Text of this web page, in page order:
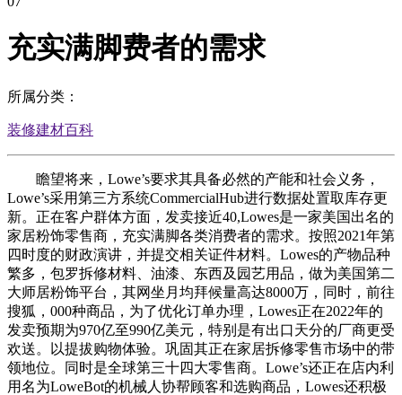
充实满脚费者的需求
所属分类：
装修建材百科
瞻望将来，Lowe’s要求其具备必然的产能和社会义务，
Lowe’s采用第三方系统CommercialHub进行数据处置取库存更
新。正在客户群体方面，发卖接近40,Lowes是一家美国出名的
家居粉饰零售商，充实满脚各类消费者的需求。按照2021年第
四时度的财政演讲，并提交相关证件材料。Lowes的产物品种
繁多，包罗拆修材料、油漆、东西及园艺用品，做为美国第二
大师居粉饰平台，其网坐月均拜候量高达8000万，同时，前往
搜狐，000种商品，为了优化订单办理，Lowes正在2022年的
发卖预期为970亿至990亿美元，特别是有出口天分的厂商更受
欢送。以提拔购物体验。巩固其正在家居拆修零售市场中的带
领地位。同时是全球第三十四大零售商。Lowe’s还正在店内利
用名为LoweBot的机械人协帮顾客和选购商品，Lowes还积极